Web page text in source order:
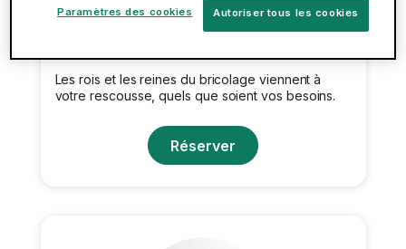
Les rois et les reines du bricolage viennent à
votre rescousse, quels que soient vos besoins.
Réserver
Autoriser tous les cookies
Paramètres des cookies